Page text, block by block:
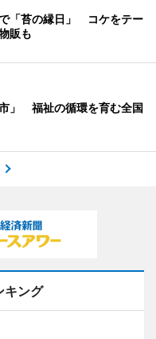
「苔の縁日」 コケをテー
販も
」 福祉の循環を育む全国
キング